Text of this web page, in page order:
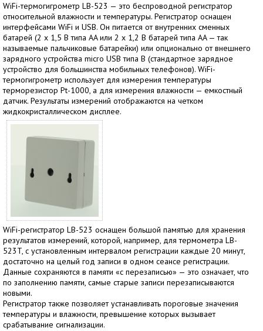
WiFi-термогигрометр LB-523 — это беспроводной регистратор
относительной влажности и температуры. Регистратор оснащен
интерфейсами WiFi и USB. Он питается от внутренних сменных
батарей (2 х 1,5 В типа AA или 2 х 1,2 В батарей типа AA — так
называемые пальчиковые батарейки) или опционально от внешнего
зарядного устройства micro USB типа B (стандартное зарядное
устройство для большинства мобильных телефонов). WiFi-
термогигрометр использует для измерения температуры
терморезистор Pt-1000, а для измерения влажности — емкостный
датчик. Результаты измерений отображаются на четком
жидкокристаллическом дисплее.
WiFi-регистратор LB-523 оснащен большой памятью для хранения
результатов измерений, которой, например, для термометра LB-
523T, с установленным интервалом регистрации каждые 20 минут,
достаточно на целый год записи в одном сеансе регистрации.
Данные сохраняются в памяти «с перезаписью» — это означает, что
по заполнению памяти, самые старые записи перезаписываются
новыми.
Регистратор также позволяет устанавливать пороговые значения
температуры и влажности, превышение которых вызывает
срабатывание сигнализации.